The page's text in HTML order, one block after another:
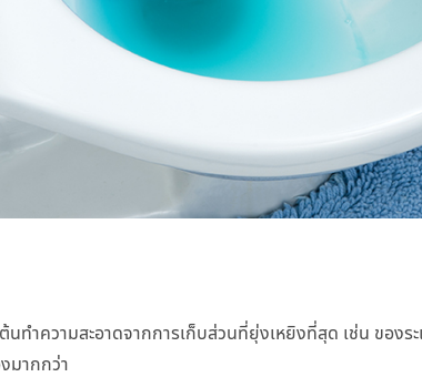
ทำความสะอาดจากการเก็บส่วนที่ยุ่งเหยิงที่สุด เช่น ของระ
มากกว่า